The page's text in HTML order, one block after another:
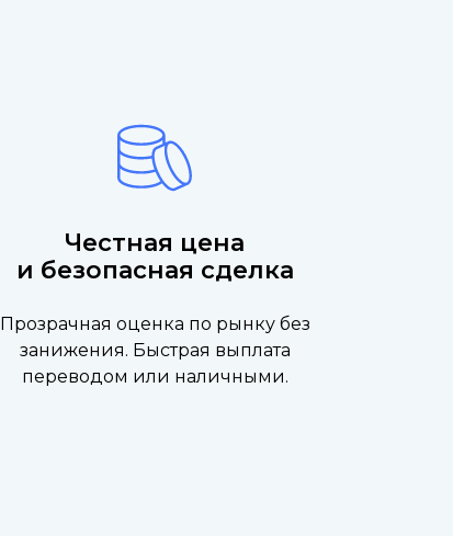
Честная цена
и безопасная сделка
Прозрачная оценка по рынку без
занижения. Быстрая выплата
переводом или наличными.